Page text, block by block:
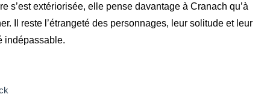
s’est extériorisée, elle pense davantage à Cranach qu’à
Il reste l’étrangeté des personnages, leur solitude et leur
indépassable.
Adresse
Galerie Eva Vautier
Nice France